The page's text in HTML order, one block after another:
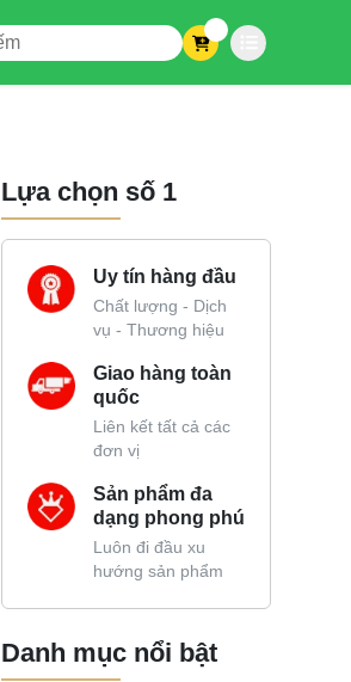
Lựa chọn số 1
Uy tín hàng đầu
Chất lượng - Dịch
vụ - Thương hiệu
Giao hàng toàn
quốc
Liên kết tất cả các
đơn vị
Sản phẩm đa
dạng phong phú
Luôn đi đầu xu
hướng sản phẩm
Danh mục nổi bật